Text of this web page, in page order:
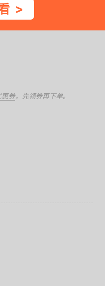
>
券，先领券再下单。